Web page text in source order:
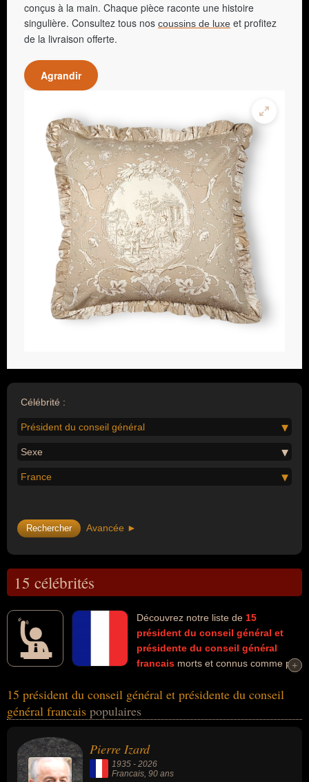
conçus à la main. Chaque pièce raconte une histoire
singulière. Consultez tous nos coussins de luxe et profitez
de la livraison offerte.
Agrandir
Célébrité :
Président du conseil général
Sexe
France
Avancée ►
15 célébrités
Découvrez notre liste de 15
président du conseil général et
présidente du conseil général
francais morts et connus comme par
Besson, Jacques Chirac, Jean-François Deniau, Michel
Diefenbacher, Lucette Michaux-Chevry, Jacques Auxiette, Christian
les domaines de la médecine, du parti socialiste, de la politique, de
la politique de gauche, de la science, de la justice, de la politique
de droite, de l'ump, people, de l'art ou de la littérature. Ces
+
+
15 président du conseil général et présidente du conseil
général francais populaires
Pierre Izard
1935 - 2026
Francais, 90 ans